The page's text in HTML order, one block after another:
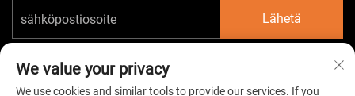
Lähetä
We value your privacy
We use cookies and similar tools to provide our services. If you